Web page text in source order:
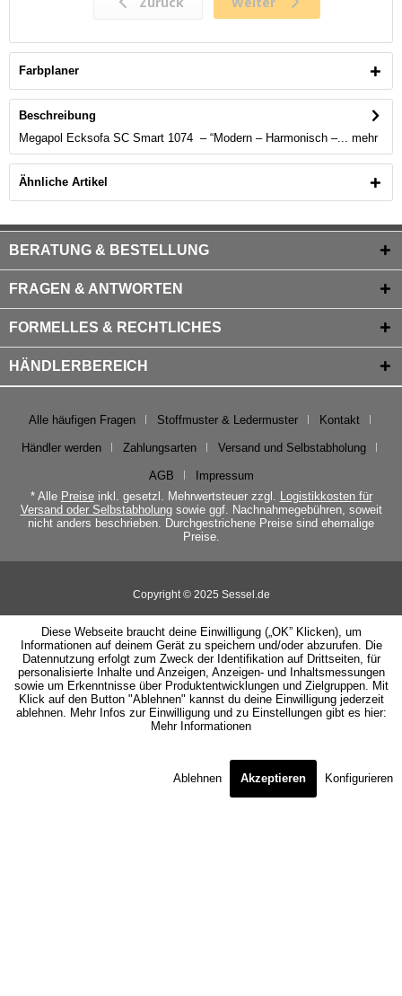
Farbplaner
Beschreibung
Megapol Ecksofa SC Smart 1074 – “Modern – Harmonisch –... mehr
Ähnliche Artikel
BERATUNG & BESTELLUNG
FRAGEN & ANTWORTEN
FORMELLES & RECHTLICHES
HÄNDLERBEREICH
Alle häufigen Fragen Stoffmuster & Ledermuster Kontakt
Händler werden Zahlungsarten Versand und Selbstabholung
AGB
Impressum
* Alle Preiseinkl. gesetzl. Mehrwertsteuer zzgl. Logistikkosten für
Versand oder Selbstabholungsowie ggf. Nachnahmegebühren, soweit
nicht anders beschrieben. Durchgestrichene Preise sind ehemalige
Preise.
Copyright © 2025 Sessel.de
Diese Webseite braucht deine Einwilligung („OK” Klicken), um
Informationen auf deinem Gerät zu speichern und/oder abzurufen. Die
Datennutzung erfolgt zum Zweck der Identifikation auf Drittseiten, für
personalisierte Inhalte und Anzeigen, Anzeigen- und Inhaltsmessungen
sowie um Erkenntnisse über Produktentwicklungen und Zielgruppen. Mit
Klick auf den Button "Ablehnen" kannst du deine Einwilligung jederzeit
ablehnen. Mehr Infos zur Einwilligung und zu Einstellungen gibt es hier:
Mehr Informationen
Ablehnen Akzeptieren Konfigurieren